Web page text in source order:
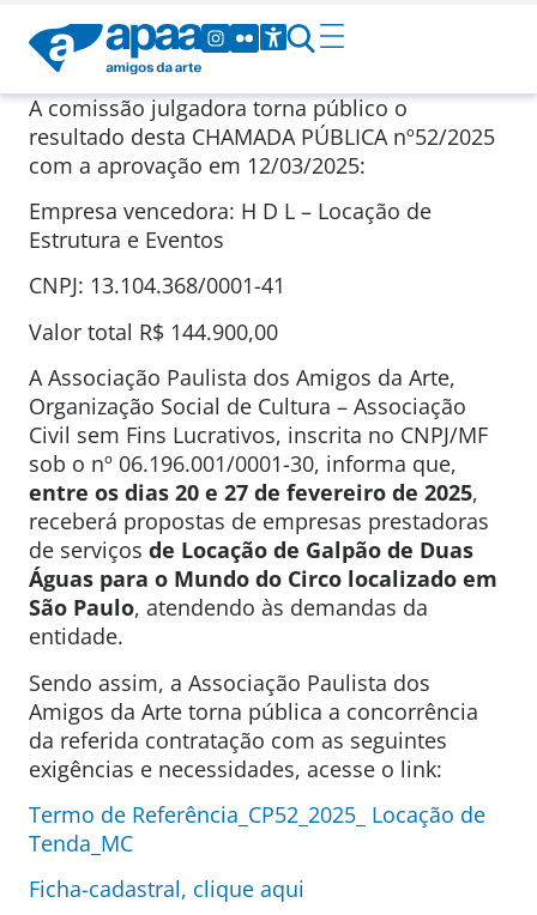
A comissão julgadora torna público o
resultado desta CHAMADA PÚBLICA nº52/2025
com a aprovação em 12/03/2025:
Empresa vencedora: H D L – Locação de
Estrutura e Eventos
CNPJ: 13.104.368/0001-41
Valor total R$ 144.900,00
A Associação Paulista dos Amigos da Arte,
Organização Social de Cultura – Associação
Civil sem Fins Lucrativos, inscrita no CNPJ/MF
sob o nº 06.196.001/0001-30, informa que,
entre os dias 20 e 27 de fevereiro de 2025,
receberá propostas de empresas prestadoras
de serviços de Locação de Galpão de Duas
Águas para o Mundo do Circo localizado em
São Paulo, atendendo às demandas da
entidade.
Sendo assim, a Associação Paulista dos
Amigos da Arte torna pública a concorrência
da referida contratação com as seguintes
exigências e necessidades, acesse o link:
Termo de Referência_CP52_2025_ Locação de
Tenda_MC
Ficha-cadastral, clique aqui